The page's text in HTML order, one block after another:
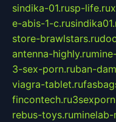
sindika-01.rusp-life.ru
e-abis-1-c.ru
store-brawlstars.ru
antenna-highly.ru
3-sex-porn.ruban-
viagra-tablet.ru
fincontech.ru
rebus-toys.ruminelab-